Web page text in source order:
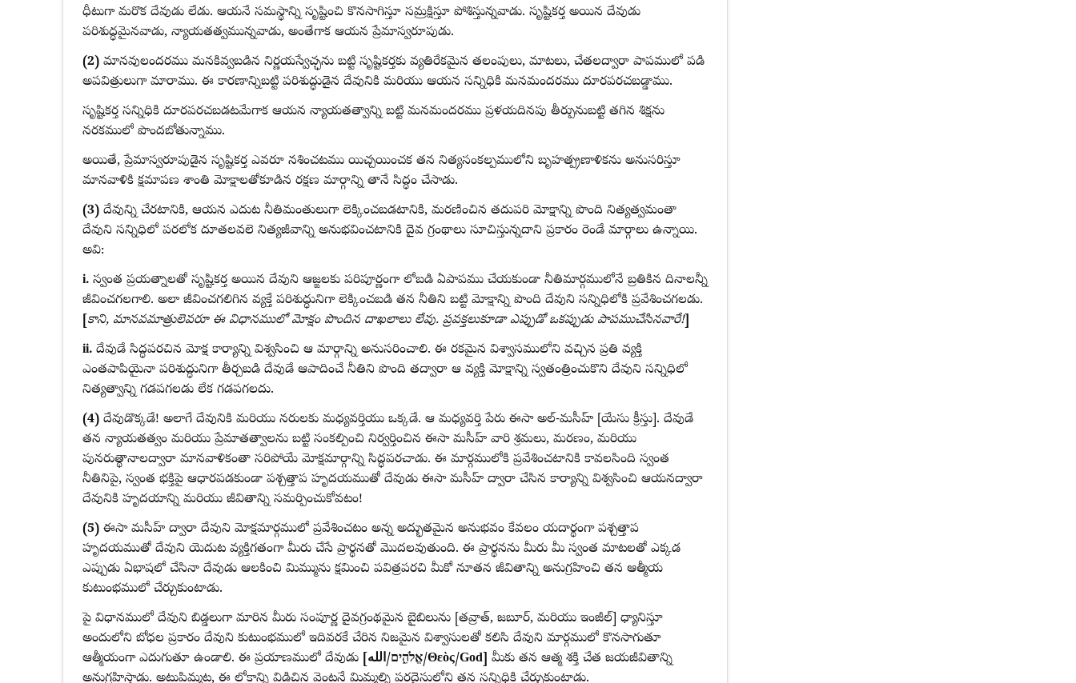
ధీటుగా మరొక దేవుడు లేడు. ఆయనే సమస్థాన్ని సృష్టించి కొనసాగిస్తూ సమ్రక్షిస్తూ పోశిస్తున్నవాడు. సృష్టికర్త అయిన దేవుడు
పరిశుద్ధమైనవాడు, న్యాయతత్వమున్నవాడు, అంతేగాక ఆయన ప్రేమాస్వరూపుడు.
(2)మానవులందరము మనకివ్వబడిన నిర్ణయస్వేచ్ఛను బట్టి సృష్టికర్తకు వ్యతిరేకమైన తలంపులు, మాటలు, చేతలద్వారా పాపములో పడి
అపవిత్రులుగా మారాము. ఈ కారణాన్నిబట్టి పరిశుద్ధుడైన దేవునికి మరియు ఆయన సన్నిధికి మనమందరము దూరపరచబడ్డాము.
సృష్టికర్త సన్నిధికి దూరపరచబడటమేగాక ఆయన న్యాయతత్వాన్ని బట్టి మనమందరము ప్రళయదినపు తీర్పునుబట్టి తగిన శిక్షను
నరకములో పొందబోతున్నాము.
అయితే, ప్రేమాస్వరూపుడైన సృష్టికర్త ఎవరూ నశించటము యిచ్చయించక తన నిత్యసంకల్పములోని బృహత్ప్రణాళికను అనుసరిస్తూ
మానవాళికి క్షమాపణ శాంతి మోక్షాలతోకూడిన రక్షణ మార్గాన్ని తానే సిద్ధం చేసాడు.
(3) దేవున్ని చేరటానికి, ఆయన ఎదుట నీతిమంతులుగా లెక్కించబడటానికి, మరణించిన తదుపరి మోక్షాన్ని పొంది నిత్యత్వమంతా
దేవుని సన్నిధిలో పరలోక దూతలవలె నిత్యజీవాన్ని అనుభవించటానికి దైవ గ్రంథాలు సూచిస్తున్నదాని ప్రకారం రెండే మార్గాలు ఉన్నాయి.
అవి:
i.స్వంత ప్రయత్నాలతో సృష్టికర్త అయిన దేవుని ఆజ్ఙలకు పరిపూర్ణంగా లోబడి ఏపాపము చేయకుండా నీతిమార్గములోనే బ్రతికిన దినాలన్నీ
జీవించగలగాలి. అలా జీవించగలిగిన వ్యక్తే పరిశుద్ధునిగా లెక్కించబడి తన నీతిని బట్టి మోక్షాన్ని పొంది దేవుని సన్నిధిలోకి ప్రవేశించగలడు.
[కాని, మానవమాత్రులెవరూ ఈ విధానములో మోక్షం పొందిన దాఖలాలు లేవు. ప్రవక్తలుకూడా ఎప్పుడో ఒకప్పుడు పాపముచేసినవారే!]
ii.దేవుడే సిద్ధపరచిన మోక్ష కార్యాన్ని విశ్వసించి ఆ మార్గాన్ని అనుసరించాలి. ఈ రకమైన విశ్వాసములోని వచ్చిన ప్రతి వ్యక్తి
ఎంతపాపియైనా పరిశుద్ధునిగా తీర్చబడి దేవుడే ఆపాదించే నీతిని పొంది తద్వారా ఆ వ్యక్తి మోక్షాన్ని స్వతంత్రించుకొని దేవుని సన్నిధిలో
నిత్యత్వాన్ని గడపగలడు లేక గడపగలదు.
(4)దేవుడొక్కడే! అలాగే దేవునికి మరియు నరులకు మధ్యవర్తియు ఒక్కడే. ఆ మధ్యవర్తి పేరు ఈసా అల్-మసీహ్ [యేసు క్రీస్తు]. దేవుడే
తన న్యాయతత్వం మరియు ప్రేమాతత్వాలను బట్టి సంకల్పించి నిర్వర్తించిన ఈసా మసీహ్ వారి శ్రమలు, మరణం, మరియు
పునరుత్థానాలద్వారా మానవాళికంతా సరిపోయే మోక్షమార్గాన్ని సిద్ధపరచాడు. ఈ మార్గములోకి ప్రవేశించటానికి కావలసింది స్వంత
నీతినిపై, స్వంత భక్తిపై ఆధారపడకుండా పశ్చత్తాప హృదయముతో దేవుడు ఈసా మసీహ్ ద్వారా చేసిన కార్యాన్ని విశ్వసించి ఆయనద్వారా
దేవునికి హృదయాన్ని మరియు జీవితాన్ని సమర్పించుకోవటం!
(5)ఈసా మసీహ్ ద్వారా దేవుని మోక్షమార్గములో ప్రవేశించటం అన్న అద్భుతమైన అనుభవం కేవలం యదార్థంగా పశ్చత్తాప
హృదయముతో దేవుని యెదుట వ్యక్తిగతంగా మీరు చేసే ప్రార్థనతో మొదలవుతుంది. ఈ ప్రార్థనను మీరు మీ స్వంత మాటలతో ఎక్కడ
ఎప్పుడు ఏభాషలో చేసినా దేవుడు ఆలకించి మిమ్మును క్షమించి పవిత్రపరచి మీకో నూతన జీవితాన్ని అనుగ్రహించి తన ఆత్మీయ
కుటుంభములో చేర్చుకుంటాడు.
పై విధానములో దేవుని బిడ్డలుగా మారిన మీరు సంపూర్ణ దైవగ్రంథమైన బైబిలును [తవ్రాత్, జబూర్, మరియు ఇంజీల్] ధ్యానిస్తూ
అందులోని బోధల ప్రకారం దేవుని కుటుంభములో ఇదివరకే చేరిన నిజమైన విశ్వాసులతో కలిసి దేవుని మార్గములో కొనసాగుతూ
ఆత్మీయంగా ఎదుగుతూ ఉండాలి. ఈ ప్రయాణములో దేవుడు
[الله‎/אֱלֹהִ֑ים/Θεὸς/God] మీకు తన ఆత్మ శక్తి చేత జయజీవితాన్ని
అనుగ్రహిస్తాడు. అటుపిమ్మట, ఈ లోకాన్ని విడిచిన వెంటనే మిమ్మల్ని పరదైసులోని తన సన్నిధికి చేర్చుకుంటాడు.